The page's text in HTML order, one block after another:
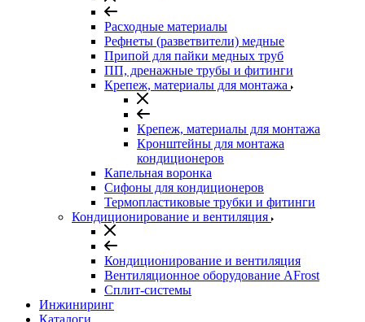
Расходные материалы
Рефнеты (разветвители) медные
Припой для пайки медных труб
ПП, дренажные трубы и фитинги
Крепеж, материалы для монтажа
Крепеж, материалы для монтажа
Кронштейны для монтажа
кондиционеров
Капельная воронка
Сифоны для кондиционеров
Термопластиковые трубки и фитинги
Кондиционирование и вентиляция
Кондиционирование и вентиляция
Вентиляционное оборудование AFrost
Сплит-системы
Инжиниринг
Каталоги